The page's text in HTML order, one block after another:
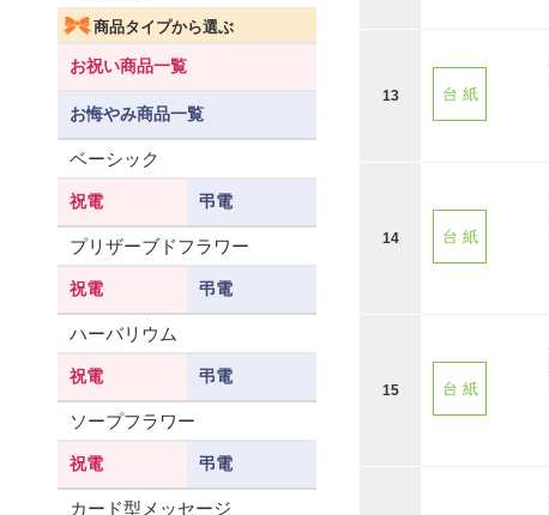
商品タイプから選ぶ
お祝い商品一覧
お悔やみ商品一覧
ベーシック
祝電 弔電
プリザーブドフラワー
祝電 弔電
ハーバリウム
祝電 弔電
ソープフラワー
祝電 弔電
カード型メッセージ
13 台 紙
14 台 紙
15 台 紙